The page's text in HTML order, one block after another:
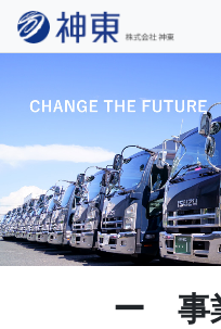
ー 事